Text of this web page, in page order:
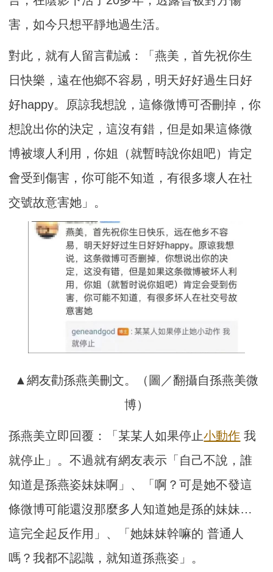
害，如今只想平靜地過生活。
對此，就有人留言勸誡：「燕美，首先祝你生
日快樂，遠在他鄉不容易，明天好好過生日好
好happy。原諒我想說，這條微博可否刪掉，你
想說出你的決定，這沒有錯，但是如果這條微
博被壞人利用，你姐（就暫時說你姐吧）肯定
會受到傷害，你可能不知道，有很多壞人在社
交號故意害她」。
▲網友勸孫燕美刪文。（圖／翻攝自孫燕美微
博）
孫燕美立即回覆：「某某人如果停止小動作 我
就停止」。不過就有網友表示「自己不說，誰
知道是孫燕姿妹妹啊」、「啊？可是她不發這
條微博可能還沒那麼多人知道她是孫的妹妹…
這完全起反作用」、「她妹妹幹嘛的 普通人
嗎？我都不認識，就知道孫燕姿」。